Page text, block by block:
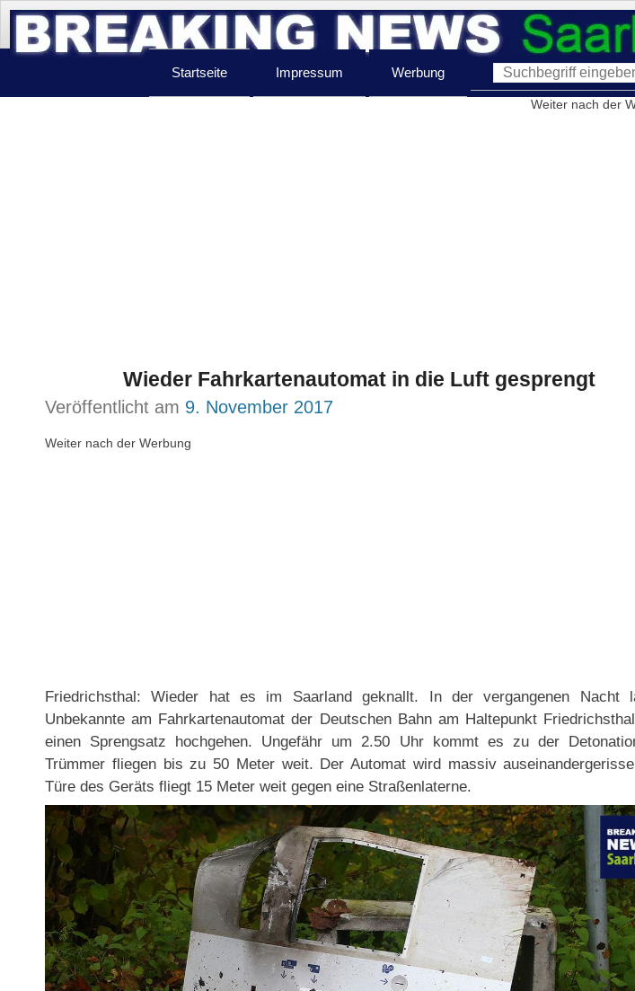
Startseite Impressum Werbung
Weiter nach der
Wieder Fahrkartenautomat in die Luft gesprengt
Veröffentlicht am 9. November 2017
Weiter nach der Werbung
Friedrichsthal: Wieder hat es im Saarland geknallt. In der vergangenen Nacht
Unbekannte am Fahrkartenautomat der Deutschen Bahn am Haltepunkt
einen Sprengsatz hochgehen. Ungefähr um 2.50 Uhr kommt es zu der
Trümmer fliegen bis zu 50 Meter weit. Der Automat wird massiv
Türe des Geräts fliegt 15 Meter weit gegen eine Straßenlaterne.